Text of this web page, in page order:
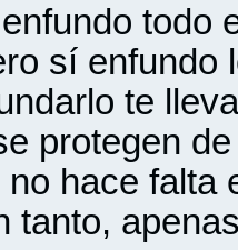
todo
sí enfundo
te
protegen
hace falta
tanto,